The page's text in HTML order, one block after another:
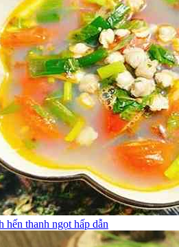
hến thanh ngọt hấp dẫn